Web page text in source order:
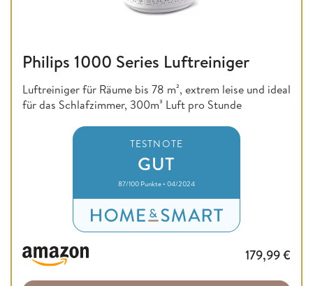
Philips 1000 Series Luftreiniger
Luftreiniger für Räume bis 78 m², extrem leise und ideal
für das Schlafzimmer, 300m³ Luft pro Stunde
TESTNOTE
GUT
87/100 Punkte • 04/2024
179,99€